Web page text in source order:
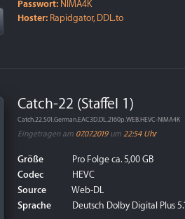
Passwort: NIMA4K
Hoster: Rapidgator, DDL.to
Catch-22 (Staffel 1)
Catch.22.S01.German.EAC3D.DL.2160p.WEB.HEVC-NIMA4K
Eingetragen am 07.07.2019um 22:54 Uhr
Größe
Pro Folge ca. 5,00 GB
Codec
HEVC
Source
Web-DL
Sprache
Deutsch Dolby Digital Plus